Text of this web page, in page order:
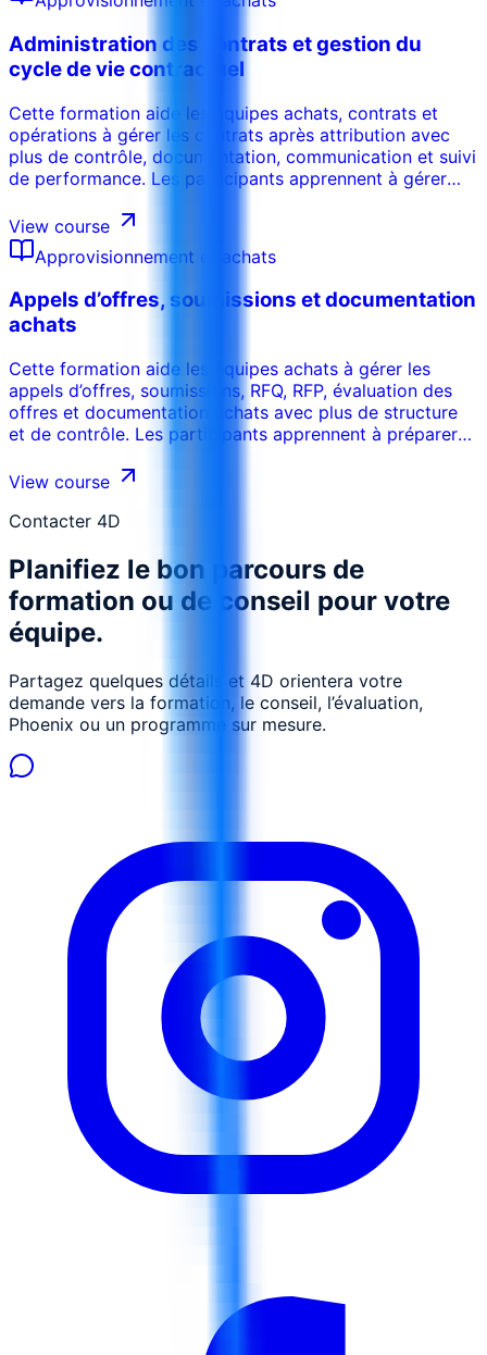
mesurable.
Administration des contrats et gestion du
cycle de vie contractuel
Cette formation aide les équipes achats, contrats et
opérations à gérer les contrats après attribution avec
plus de contrôle, documentation, communication et suivi
de performance. Les participants apprennent à gérer
performance fournisseur et clôture contractuelle.
View course
Approvisionnement et achats
Appels d’offres, soumissions et documentation
achats
Cette formation aide les équipes achats à gérer les
appels d’offres, soumissions, RFQ, RFP, évaluation des
offres et documentation achats avec plus de structure
et de contrôle. Les participants apprennent à préparer
soumissionnaires, évaluer les offres, maintenir la
View course
Contacter 4D
Planifiez le bon parcours de
formation ou de conseil pour votre
équipe.
Partagez quelques détails et 4D orientera votre
demande vers la formation, le conseil, l’évaluation,
Phoenix ou un programme sur mesure.